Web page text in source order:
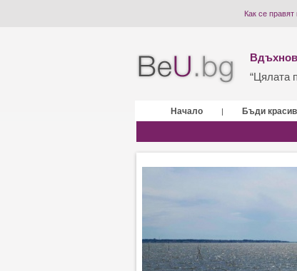
Как се
“Цялата
Начало | Бъди